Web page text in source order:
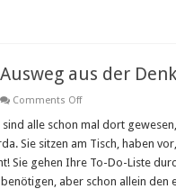
aus der
Comments Offon
Burnout?
aus
der
Denk-
Falle
sind alle schon mal dort
Sie sitzen am Tisch, haben
Sie gehen Ihre To-Do-Liste
benötigen, aber schon allein den